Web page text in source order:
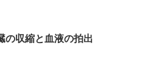
の収縮と血液の拍出